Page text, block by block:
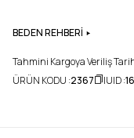
BEDEN REHBERİ
Tahmini Kargoya Veriliş
ÜRÜN KODU :2367 UID :